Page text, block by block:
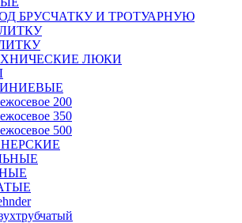
БРУСЧАТКУ И ТРОТУАРНУЮ
ЛЮКИ
200
350
500